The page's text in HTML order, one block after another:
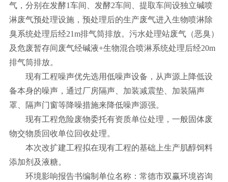
气，分别在发酵1车间、发酵2车间、提取车间设独立碱喷
淋废气预处理设施，预处理后的生产废气进入生物喷淋除
臭系统处理后经21m排气筒排放。污水处理站废气（恶臭）
及危废暂存间废气经碱液+生物混合喷淋系统处理后经20m
排气筒排放。
现有工程噪声优先选用低噪声设备，从声源上降低设
备本身的噪声，通过厂房隔声、加装减震垫、加装隔声
罩、隔声门窗等降噪措施来降低噪声源强。
现有工程危险废物委托有资质单位处理，一般固体废
物交物质回收单位回收处理。
本次改扩建工程拟在现有工程的基础上生产肌醇饲料
添加剂及液糖。
环境影响报告书编制单位名称：常德市双赢环境咨询